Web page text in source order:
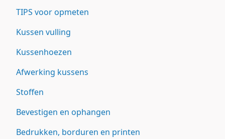
TIPS voor opmeten
Kussen vulling
Kussenhoezen
Afwerking kussens
Stoffen
Bevestigen en ophangen
Bedrukken, borduren en printen